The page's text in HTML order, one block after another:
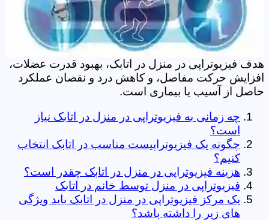
هدف فیزیوتراپی در منزل در اتابک، بهبود قدرت عضلات،
افزایش حرکت مفاصل، و کاهش درد و نقصان عملکرد
حاصل از آسیب یا بیماری است.
چه زمانی به فیزیوتراپی در منزل در اتابک نیاز
است؟
چگونه یک فیزیوتراپیست مناسب در اتابک انتخاب
کنیم؟
هزینه فیزیوتراپی در منزل در اتابک چقدر است؟
فیزیوتراپی در منزل توسط خانم در اتابک
یک مرکز فیزیوتراپی در منزل در اتابک باید ویژگی
های زیر را داشته باشد؟